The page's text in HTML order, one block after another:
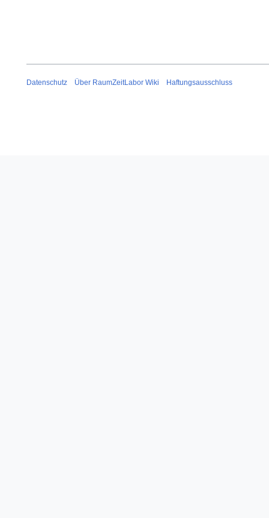
Datenschutz Über RaumZeitLabor Wiki Haftungsausschluss